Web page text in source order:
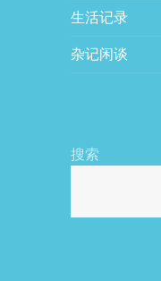
生活记录
杂记闲谈
搜索